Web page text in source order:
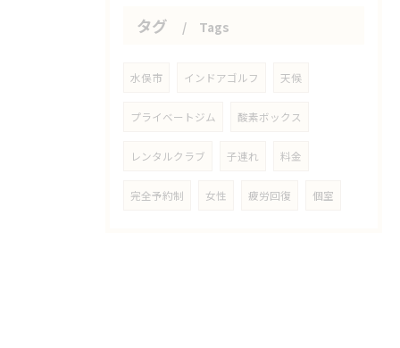
タグ Tags
水俣市 インドアゴルフ 天候
プライベートジム 酸素ボックス
レンタルクラブ 子連れ 料金
完全予約制 女性 疲労回復 個室